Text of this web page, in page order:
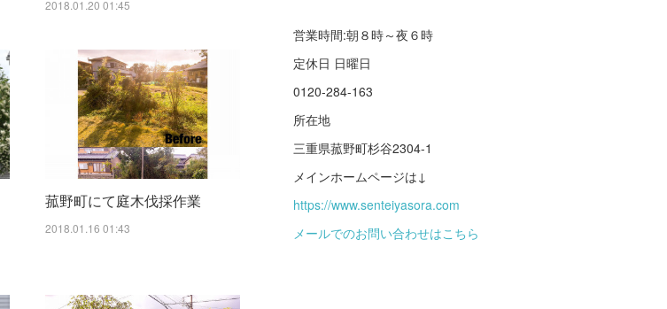
2018.01.20 01:45
菰野町にて庭木伐採作業
2018.01.16 01:43
営業時間:朝８時～夜６時
定休日 日曜日
0120-284-163
所在地
三重県菰野町杉谷2304-1
メインホームページは↓
https://www.senteiyasora.com
メールでのお問い合わせはこちら